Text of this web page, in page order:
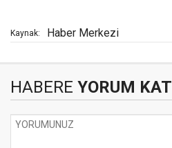
Kaynak: Haber Merkezi
HABERE YORUM KAT